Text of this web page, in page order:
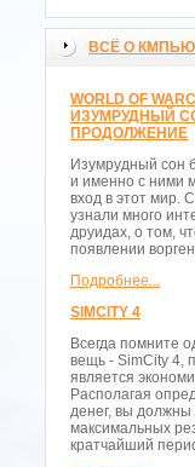
ВСЁ О
WORLD OF
ИЗУМРУДНЫЙ
ПРОДОЛЖЕНИЕ
Изумрудный сон
и именно с ними
вход в этот мир.
узнали много
друидах, о том,
появлении
Подробнее...
SIMCITY 4
Всегда помните
вещь - SimCity 4,
является
Располагая
денег, вы должны
максимальных
кратчайший